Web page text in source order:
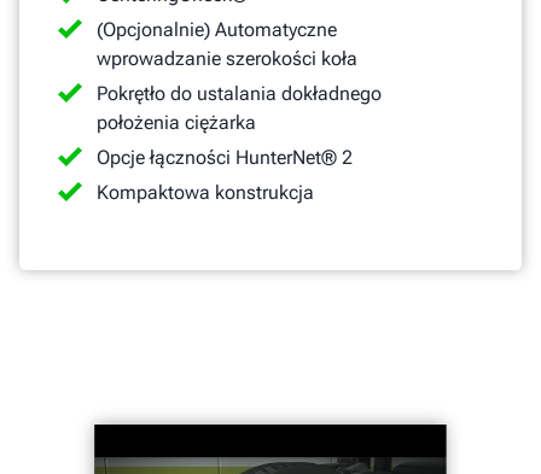
(Opcjonalnie) Automatyczne
wprowadzanie szerokości koła
Pokrętło do ustalania dokładnego
położenia ciężarka
Opcje łączności HunterNet® 2
Kompaktowa konstrukcja